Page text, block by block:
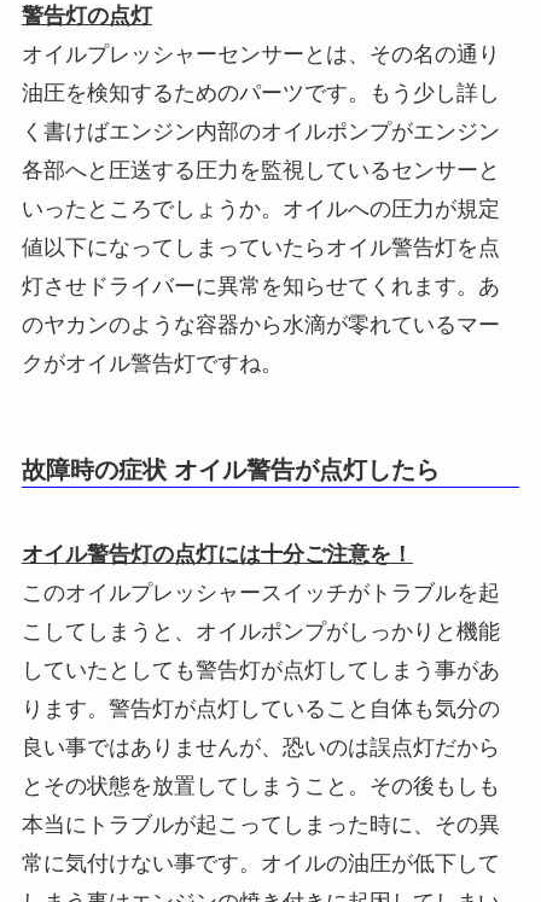
警告灯の点灯
オイルプレッシャーセンサーとは、その名の通り
油圧を検知するためのパーツです。もう少し詳し
く書けばエンジン内部のオイルポンプがエンジン
各部へと圧送する圧力を監視しているセンサーと
いったところでしょうか。オイルへの圧力が規定
値以下になってしまっていたらオイル警告灯を点
灯させドライバーに異常を知らせてくれます。あ
のヤカンのような容器から水滴が零れているマー
クがオイル警告灯ですね。
故障時の症状 オイル警告が点灯したら
オイル警告灯の点灯には十分ご注意を！
このオイルプレッシャースイッチがトラブルを起
こしてしまうと、オイルポンプがしっかりと機能
していたとしても警告灯が点灯してしまう事があ
ります。警告灯が点灯していること自体も気分の
良い事ではありませんが、恐いのは誤点灯だから
とその状態を放置してしまうこと。その後もしも
本当にトラブルが起こってしまった時に、その異
常に気付けない事です。オイルの油圧が低下して